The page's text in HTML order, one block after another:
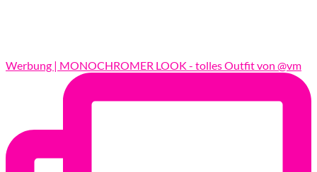
Werbung | MONOCHROMER LOOK - tolles Outfit von @vm